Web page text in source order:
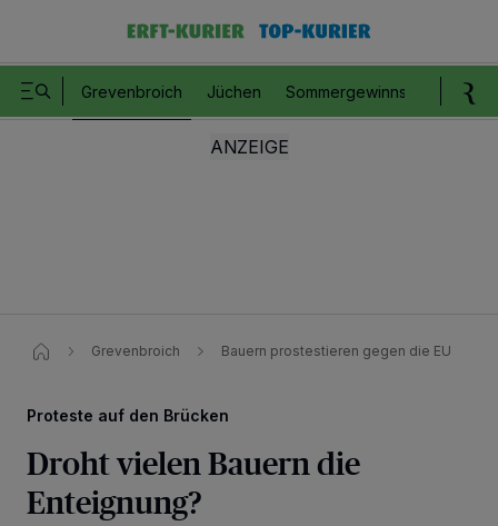
Grevenbroich Jüchen Sommergewinnspiel
Grevenbroich Bauern prostestieren gegen die EU
Proteste auf den Brücken
Droht vielen Bauern die
Enteignung?